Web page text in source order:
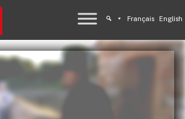
Français English